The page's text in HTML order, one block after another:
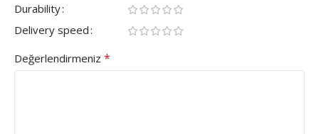
Durability
Delivery speed
Değerlendirmeniz *